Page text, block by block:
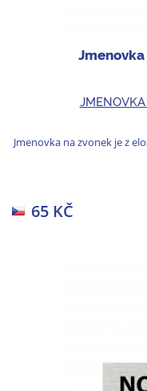
Jmenovka na zvonek je z
65 KČ